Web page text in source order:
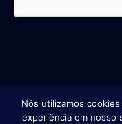
Nós utilizamos
experiência em nosso